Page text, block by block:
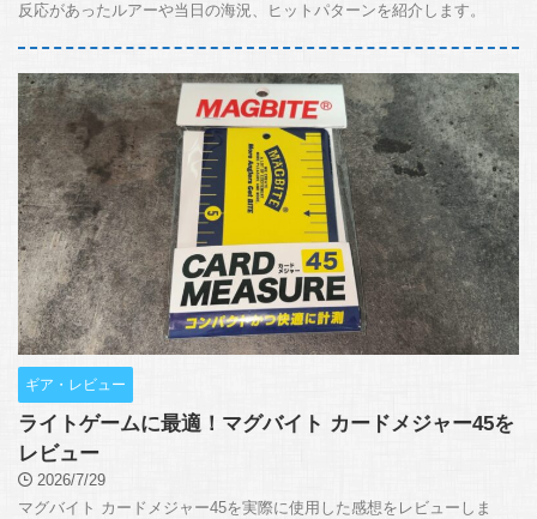
反応があったルアーや当日の海況、ヒットパターンを紹介します。
ギア・レビュー
ライトゲームに最適！マグバイト カードメジャー45を
レビュー
2026/7/29
マグバイト カードメジャー45を実際に使用した感想をレビューしま